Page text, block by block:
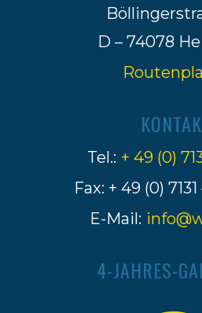
D – 74078
Tel.: + 49 (0)
Fax: + 49 (0)
E-Mail:
4-JAHRES-